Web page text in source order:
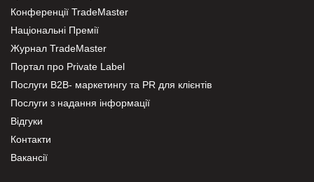
Конференції TradeMaster
Національні Премії
Журнал TradeMaster
Портал про Private Label
Послуги В2В- маркетингу та PR для клієнтів
Послуги з надання інформації
Відгуки
Контакти
Вакансії